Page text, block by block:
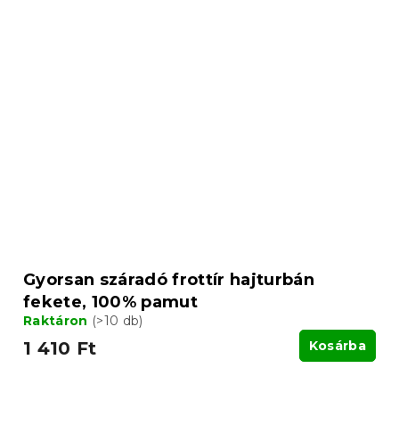
Gyorsan száradó frottír hajturbán
fekete, 100% pamut
Raktáron (>10 db)
1 410 Ft Kosárba